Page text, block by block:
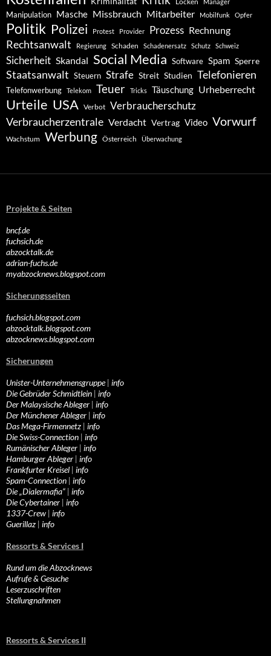
Locken Manager
Manipulation Masche Missbrauch Mitarbeiter Mobilfunk Opfer
Politik Polizei Protest Provider Prozess Rechnung
Rechtsanwalt Regierung Schaden Schadenersatz Schutz Schweiz
Sicherheit Skandal Social Media Software Spam Sperre
Staatsanwalt Steuern Strafe Streit Studien Telefonieren
Telefonwerbung Telekom Teuer Tricks Täuschung Urheberrecht
Urteile USA Verbot Verbraucherschutz
Verbraucherzentrale Verdacht Vertrag Video Vorwurf
Wachstum Werbung Österreich Überwachung
Projekte & Seiten
bncf.de
fuchsich.de
abzocktalk.de
adrian-fuchs.de
myabzocknews.blogspot.com
Sicherungsseiten
fuchsich.blogspot.com
abzocktalk.blogspot.com
abzocknews.blogspot.com
Sicherungen
Unister-Unternehmensgruppe| info
Die Gebrüder Schmidtlein | info
Der Malaysische Ableger | info
Der Münchener Ableger | info
Das Mega-Firmennetz | info
Die Swiss-Connection | info
Rumänischer Ableger | info
Hamburger Ableger | info
Frankfurter Kreisel | info
Spam-Connection | info
Die „Dialermafia“ | info
Die Cybertainer | info
1337-Crew | info
Guerillaz | info
Ressorts & Services I
Rund um die Abzocknews
Aufrufe & Gesuche
Leserzuschriften
Stellungnahmen
Ressorts & Services II